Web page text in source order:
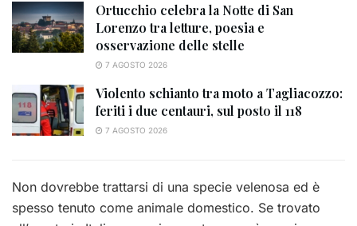
Ortucchio celebra la Notte di San
Lorenzo tra letture, poesia e
osservazione delle stelle
7 AGOSTO 2026
Violento schianto tra moto a Tagliacozzo:
feriti i due centauri, sul posto il 118
7 AGOSTO 2026
Non dovrebbe trattarsi di una specie velenosa ed è
spesso tenuto come animale domestico. Se trovato